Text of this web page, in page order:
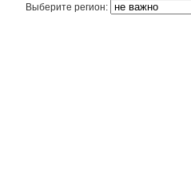
Выберите регион: